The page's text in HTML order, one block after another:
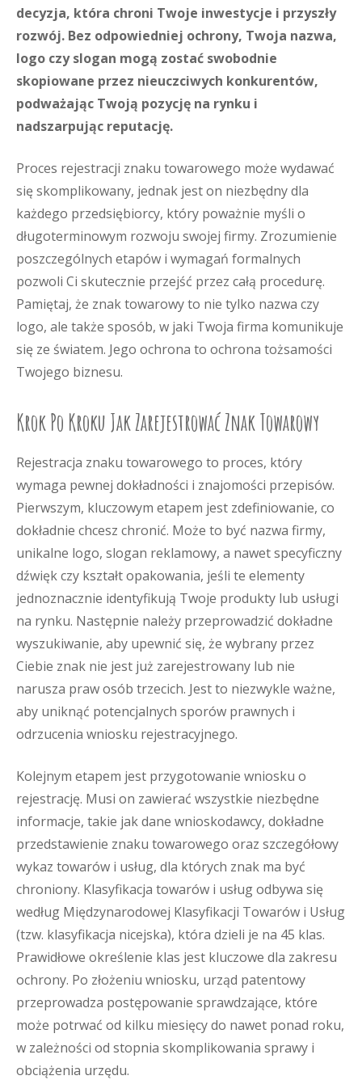
decyzja, która chroni Twoje inwestycje i przyszły
rozwój. Bez odpowiedniej ochrony, Twoja nazwa,
logo czy slogan mogą zostać swobodnie
skopiowane przez nieuczciwych konkurentów,
podważając Twoją pozycję na rynku i
nadszarpując reputację.
Proces rejestracji znaku towarowego może wydawać
się skomplikowany, jednak jest on niezbędny dla
każdego przedsiębiorcy, który poważnie myśli o
długoterminowym rozwoju swojej firmy. Zrozumienie
poszczególnych etapów i wymagań formalnych
pozwoli Ci skutecznie przejść przez całą procedurę.
Pamiętaj, że znak towarowy to nie tylko nazwa czy
logo, ale także sposób, w jaki Twoja firma komunikuje
się ze światem. Jego ochrona to ochrona tożsamości
Twojego biznesu.
Krok Po Kroku Jak Zarejestrować Znak Towarowy
Rejestracja znaku towarowego to proces, który
wymaga pewnej dokładności i znajomości przepisów.
Pierwszym, kluczowym etapem jest zdefiniowanie, co
dokładnie chcesz chronić. Może to być nazwa firmy,
unikalne logo, slogan reklamowy, a nawet specyficzny
dźwięk czy kształt opakowania, jeśli te elementy
jednoznacznie identyfikują Twoje produkty lub usługi
na rynku. Następnie należy przeprowadzić dokładne
wyszukiwanie, aby upewnić się, że wybrany przez
Ciebie znak nie jest już zarejestrowany lub nie
narusza praw osób trzecich. Jest to niezwykle ważne,
aby uniknąć potencjalnych sporów prawnych i
odrzucenia wniosku rejestracyjnego.
Kolejnym etapem jest przygotowanie wniosku o
rejestrację. Musi on zawierać wszystkie niezbędne
informacje, takie jak dane wnioskodawcy, dokładne
przedstawienie znaku towarowego oraz szczegółowy
wykaz towarów i usług, dla których znak ma być
chroniony. Klasyfikacja towarów i usług odbywa się
według Międzynarodowej Klasyfikacji Towarów i Usług
(tzw. klasyfikacja nicejska), która dzieli je na 45 klas.
Prawidłowe określenie klas jest kluczowe dla zakresu
ochrony. Po złożeniu wniosku, urząd patentowy
przeprowadza postępowanie sprawdzające, które
może potrwać od kilku miesięcy do nawet ponad roku,
w zależności od stopnia skomplikowania sprawy i
obciążenia urzędu.